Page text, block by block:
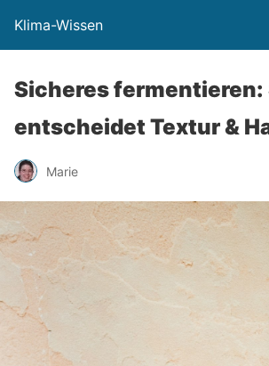
Klima-Wissen
Sicheres fermentieren:
entscheidet Textur &
Marie